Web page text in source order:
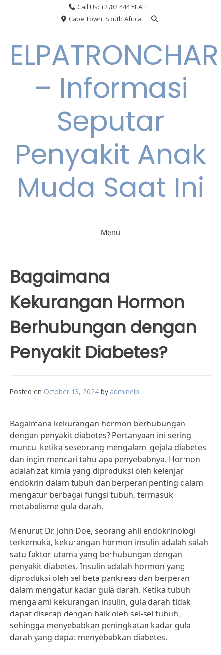
Call Us: +2782 444 YEAH
Cape Town, South Africa
– Informasi
Seputar
Penyakit Anak
Muda Saat Ini
Menu
Bagaimana
Kekurangan Hormon
Berhubungan dengan
Penyakit Diabetes?
Posted on October 13, 2024 by adminelp
Bagaimana kekurangan hormon berhubungan
dengan penyakit diabetes? Pertanyaan ini sering
muncul ketika seseorang mengalami gejala diabetes
dan ingin mencari tahu apa penyebabnya. Hormon
adalah zat kimia yang diproduksi oleh kelenjar
endokrin dalam tubuh dan berperan penting dalam
mengatur berbagai fungsi tubuh, termasuk
metabolisme gula darah.
Menurut Dr. John Doe, seorang ahli endokrinologi
terkemuka, kekurangan hormon insulin adalah salah
satu faktor utama yang berhubungan dengan
penyakit diabetes. Insulin adalah hormon yang
diproduksi oleh sel beta pankreas dan berperan
dalam mengatur kadar gula darah. Ketika tubuh
mengalami kekurangan insulin, gula darah tidak
dapat diserap dengan baik oleh sel-sel tubuh,
sehingga menyebabkan peningkatan kadar gula
darah yang dapat menyebabkan diabetes.